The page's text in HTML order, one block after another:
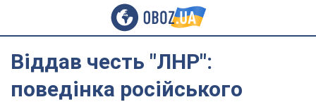
Віддав честь "ЛНР":
поведінка російського